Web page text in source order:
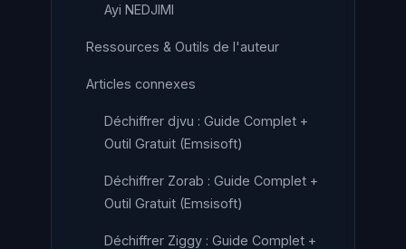
Ayi NEDJIMI
Ressources & Outils de l'auteur
Articles connexes
Déchiffrer djvu : Guide Complet +
Outil Gratuit (Emsisoft)
Déchiffrer Zorab : Guide Complet +
Outil Gratuit (Emsisoft)
Déchiffrer Ziggy : Guide Complet +